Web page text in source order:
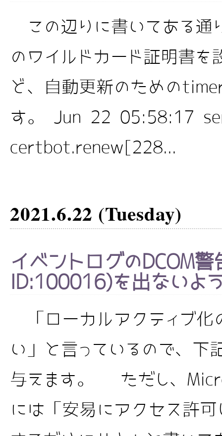
この辺りに書いてある通
のワイルドカード証明書を
ど、自動更新のための
す。 Jun 22 05:58:17
certbot.renew[228...
2021.6.22 (Tuesday)
イベントログのDCOM
ID:100016)を出ないよ
「ローカルアクティブ化
い」と言っているので、下
与えます。 ただし、
には「安易にアクセス許可